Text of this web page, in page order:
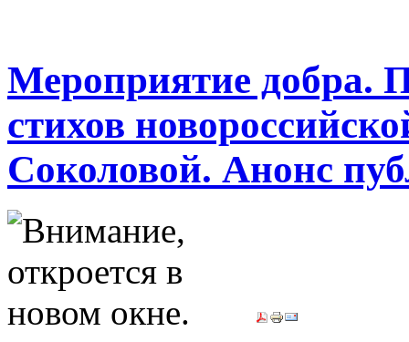
Мероприятие добра.
стихов
Соколовой. Анонс